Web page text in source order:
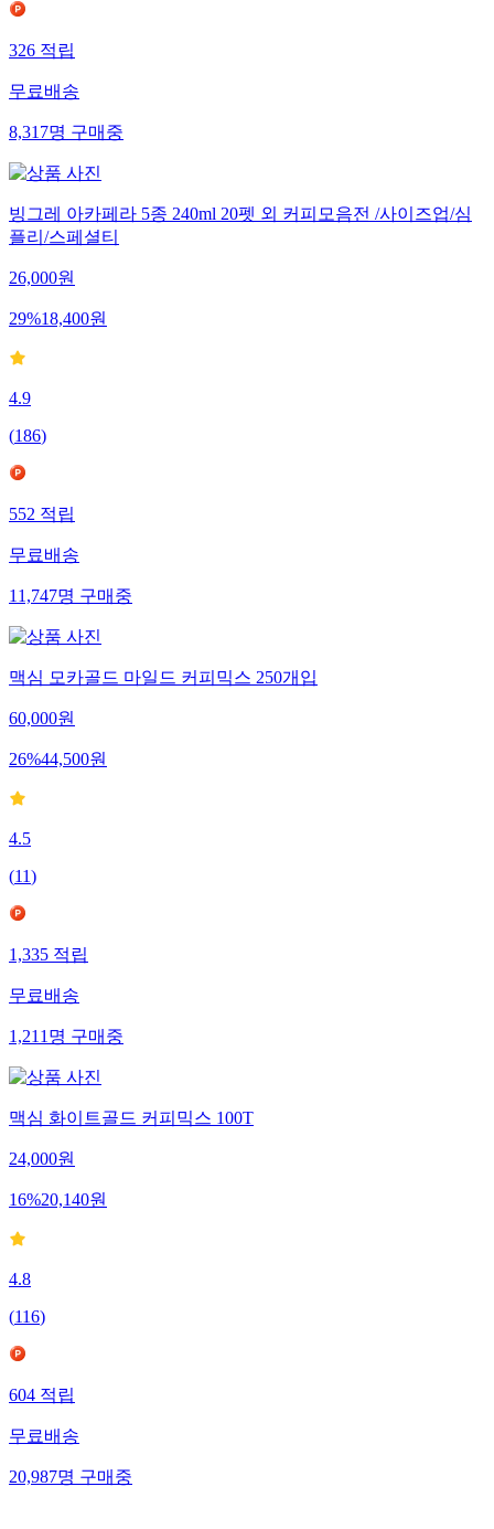
326적립
무료배송
8,317명구매중
빙그레 아카페라 5종 240ml 20펫 외 커피모음전 /사이즈업/심
플리/스페셜티
26,000원
29%18,400원
4.9
(186)
552적립
무료배송
11,747명구매중
맥심 모카골드 마일드 커피믹스 250개입
60,000원
26%44,500원
4.5
(11)
1,335적립
무료배송
1,211명구매중
맥심 화이트골드 커피믹스 100T
24,000원
16%20,140원
4.8
(116)
604적립
무료배송
20,987명구매중